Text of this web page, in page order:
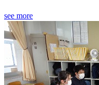
see more